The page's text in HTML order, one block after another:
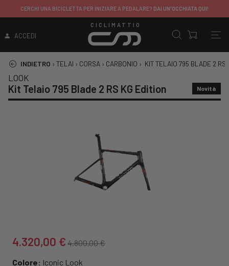
CERCHI UNA BICICLETTA PER INIZIARE A PEDALARE? DAI UN'OCCHIATA QUI!
ACCEDI
CICLIMATTIO
INDIETRO › TELAI › CORSA › CARBONIO › KIT TELAIO 795 BLADE 2 RS
LOOK
Kit Telaio 795 Blade 2 RS KG Edition Novità
4.320,00 € 4.800,00 €
Colore: Iconic Look